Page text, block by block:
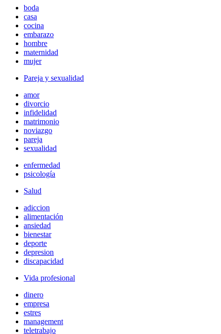
boda
casa
cocina
embarazo
hombre
maternidad
mujer
Pareja y sexualidad
amor
divorcio
infidelidad
matrimonio
noviazgo
pareja
sexualidad
enfermedad
psicología
Salud
adiccion
alimentación
ansiedad
bienestar
deporte
depresion
discapacidad
Vida profesional
dinero
empresa
estres
management
teletrabajo